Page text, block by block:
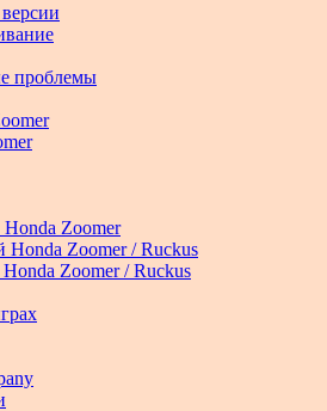
проблемы
Honda Zoomer
Honda Zoomer / Ruckus
Zoomer / Ruckus